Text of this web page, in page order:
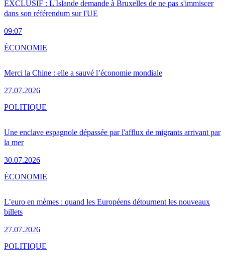
EXCLUSIF : L'Islande demande à Bruxelles de ne pas s'immiscer
dans son référendum sur l'UE
09:07
Merci la Chine : elle a sauvé l’économie mondiale
27.07.2026
ÉCONOMIE
Une enclave espagnole dépassée par l'afflux de migrants arrivant par
la mer
30.07.2026
POLITIQUE
L’euro en mèmes : quand les Européens détournent les nouveaux
billets
27.07.2026
ÉCONOMIE
POLITIQUE